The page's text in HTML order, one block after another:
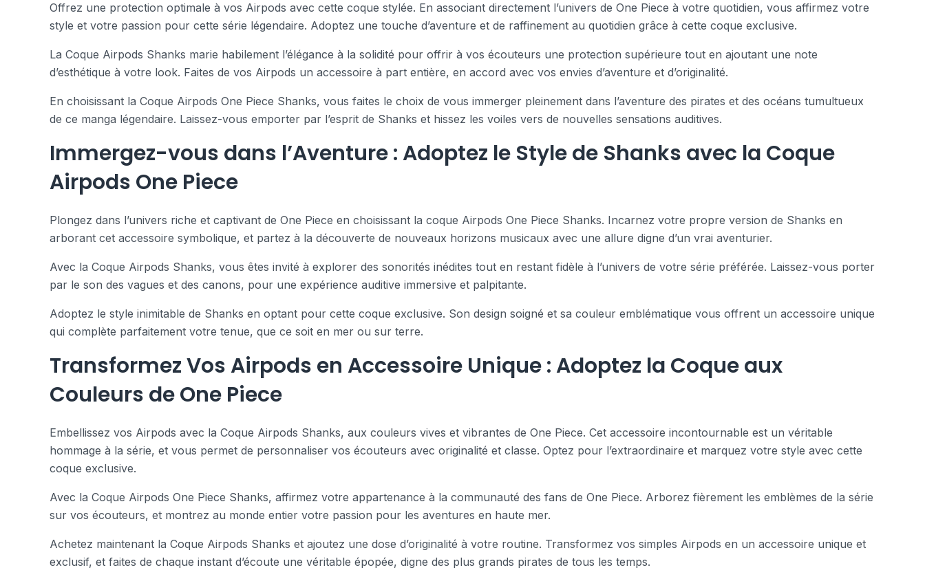
Offrez une protection optimale à vos Airpods avec cette coque stylée. En associant directement l’univers de One Piece à votre quotidien, vous affirmez votre
style et votre passion pour cette série légendaire. Adoptez une touche d’aventure et de raffinement au quotidien grâce à cette coque exclusive.
La Coque Airpods Shanks marie habilement l’élégance à la solidité pour offrir à vos écouteurs une protection supérieure tout en ajoutant une note
d’esthétique à votre look. Faites de vos Airpods un accessoire à part entière, en accord avec vos envies d’aventure et d’originalité.
En choisissant la Coque Airpods One Piece Shanks, vous faites le choix de vous immerger pleinement dans l’aventure des pirates et des océans tumultueux
de ce manga légendaire. Laissez-vous emporter par l’esprit de Shanks et hissez les voiles vers de nouvelles sensations auditives.
Immergez-vous dans l’Aventure : Adoptez le Style de Shanks avec la Coque
Airpods One Piece
Plongez dans l’univers riche et captivant de One Piece en choisissant la coque Airpods One Piece Shanks. Incarnez votre propre version de Shanks en
arborant cet accessoire symbolique, et partez à la découverte de nouveaux horizons musicaux avec une allure digne d’un vrai aventurier.
Avec la Coque Airpods Shanks, vous êtes invité à explorer des sonorités inédites tout en restant fidèle à l’univers de votre série préférée. Laissez-vous porter
par le son des vagues et des canons, pour une expérience auditive immersive et palpitante.
Adoptez le style inimitable de Shanks en optant pour cette coque exclusive. Son design soigné et sa couleur emblématique vous offrent un accessoire unique
qui complète parfaitement votre tenue, que ce soit en mer ou sur terre.
Transformez Vos Airpods en Accessoire Unique : Adoptez la Coque aux
Couleurs de One Piece
Embellissez vos Airpods avec la Coque Airpods Shanks, aux couleurs vives et vibrantes de One Piece. Cet accessoire incontournable est un véritable
hommage à la série, et vous permet de personnaliser vos écouteurs avec originalité et classe. Optez pour l’extraordinaire et marquez votre style avec cette
coque exclusive.
Avec la Coque Airpods One Piece Shanks, affirmez votre appartenance à la communauté des fans de One Piece. Arborez fièrement les emblèmes de la série
sur vos écouteurs, et montrez au monde entier votre passion pour les aventures en haute mer.
Achetez maintenant la Coque Airpods Shanks et ajoutez une dose d’originalité à votre routine. Transformez vos simples Airpods en un accessoire unique et
exclusif, et faites de chaque instant d’écoute une véritable épopée, digne des plus grands pirates de tous les temps.